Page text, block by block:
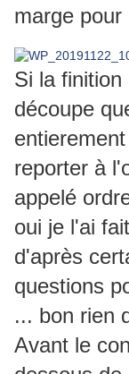
marge pour
Si la
découpe
reporter à
appelé
oui je l'ai
d'après
questions
... bon rien
Avant le